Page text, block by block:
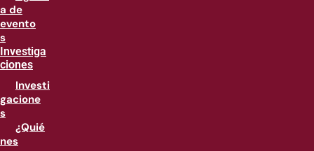
a de
evento
s
Investiga
ciones
Investi
gacione
s
¿Quié
nes